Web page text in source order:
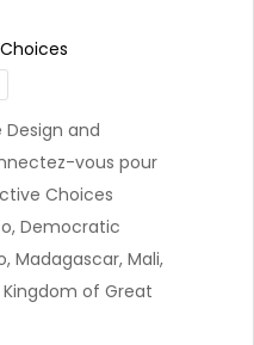
and
vous pour
Choices
Democratic
Madagascar, Mali,
Kingdom of Great